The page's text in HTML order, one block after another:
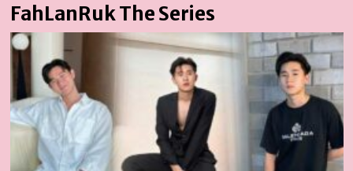
FahLanRuk The Series